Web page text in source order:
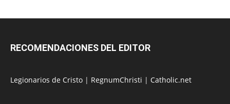
RECOMENDACIONES DEL EDITOR
Legionarios de Cristo | RegnumChristi | Catholic.net